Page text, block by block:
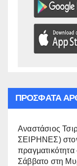
ΠΡΌΣΦΑΤΑ
Αναστάσιος
ΣΕΙΡΗΝΕΣ)
Σάββατο στη